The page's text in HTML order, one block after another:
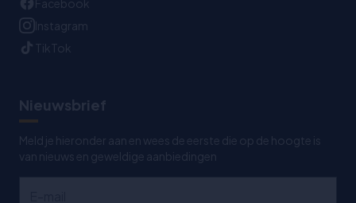
Facebook
Instagram
TikTok
Nieuwsbrief
Meld je hieronder aan en wees de eerste die op de hoogte is
van nieuws en geweldige aanbiedingen